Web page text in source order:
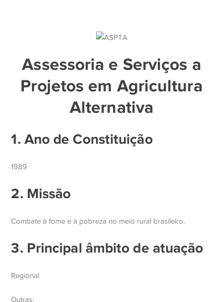
Assessoria e Serviços a
Projetos em Agricultura
Alternativa
1. Ano de Constituição
1989
2. Missão
Combate à fome e à pobreza no meio rural brasileiro.
3. Principal âmbito de atuação
Regional
Outras: